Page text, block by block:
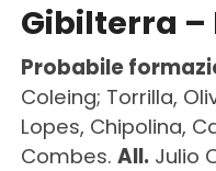
Gibilterra –
Probabile
Coleing; Torrilla,
Lopes, Chipolina,
Combes. All. Julio